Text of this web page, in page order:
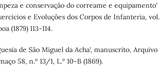
e conservação do correame e equipamento'
e Evoluções dos Corpos de Infanteria, vol.
(1879) 113-114.
de São Miguel da Acha', manuscrito, Arquivo
58, n.º 13/1, L.º 10-B (1869).